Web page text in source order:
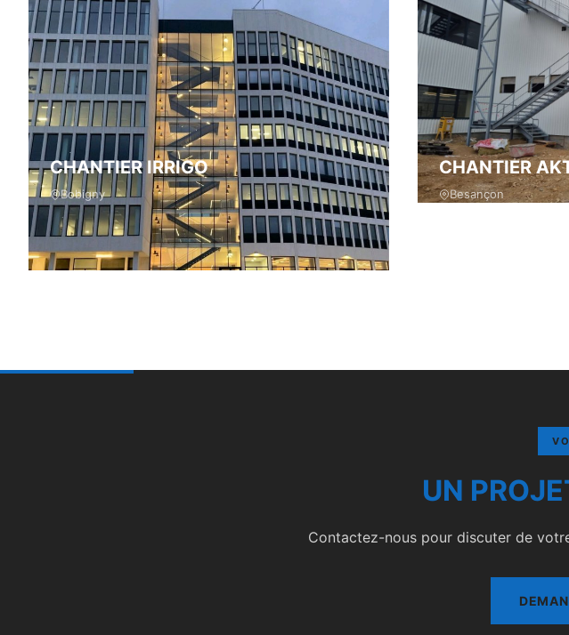
CHANTIER IRRIGO
Bobigny
CHANTIER
Besançon
UN
Contactez-nous pour discuter de